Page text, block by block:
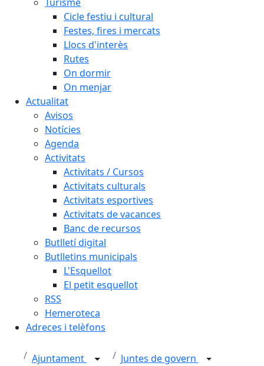
Cicle festiu i cultural
Festes, fires i mercats
Llocs d'interès
Rutes
On dormir
On menjar
Actualitat
Avisos
Notícies
Agenda
Activitats
Activitats / Cursos
Activitats culturals
Activitats esportives
Activitats de vacances
Banc de recursos
Butlletí digital
Butlletins municipals
L'Esquellot
El petit esquellot
RSS
Hemeroteca
Adreces i telèfons
Ajuntament
Juntes de govern